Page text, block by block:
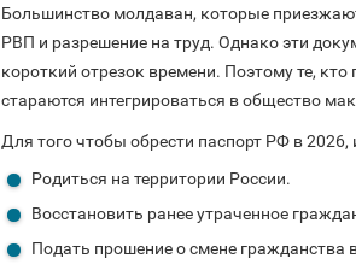
Большинство молдаван, которые
РВП и разрешение на труд. Однако эти
короткий отрезок времени. Поэтому те,
стараются интегрироваться в общество
Для того чтобы обрести паспорт РФ в 2026,
Родиться на территории России.
Восстановить ранее утраченное
Подать прошение о смене